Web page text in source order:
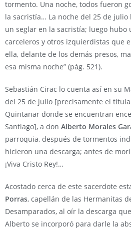
tormento. Una noche, todos fueron
la sacristía… La noche del 25 de
un seglar en la sacristía; luego hubo
carceleros y otros izquierdistas que
ella, delante de los demás presos,
esa misma noche” (pág. 521).
Sebastián Cirac lo cuenta así en su
del 25 de julio [precisamente el
Quintanar donde se encuentran
Santiago], a don Alberto Morales
parroquia, después de tormentos
hicieron una descarga; antes de
¡Viva Cristo Rey!…
Acostado cerca de este sacerdote
Porras, capellán de las Hermanitas
Desamparados, al oír la descarga
Alberto se incorporó para darle la